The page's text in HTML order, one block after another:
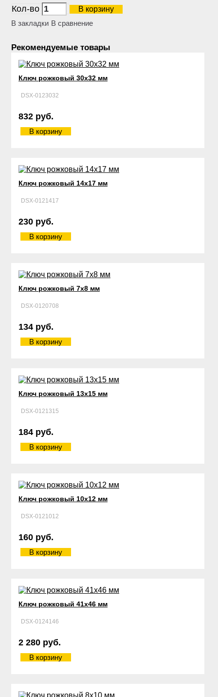
Кол-во
В корзину
В закладки В сравнение
Рекомендуемые товары
Ключ рожковый 30х32 мм
DSX-0123032
832 руб.
В корзину
Ключ рожковый 14х17 мм
DSX-0121417
230 руб.
В корзину
Ключ рожковый 7х8 мм
DSX-0120708
134 руб.
В корзину
Ключ рожковый 13х15 мм
DSX-0121315
184 руб.
В корзину
Ключ рожковый 10х12 мм
DSX-0121012
160 руб.
В корзину
Ключ рожковый 41х46 мм
DSX-0124146
2 280 руб.
В корзину